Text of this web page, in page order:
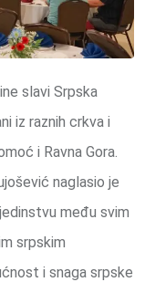
slavi Srpska
iz raznih crkva i
i Ravna Gora.
naglasio je
među svim
srpskim
i snaga srpske